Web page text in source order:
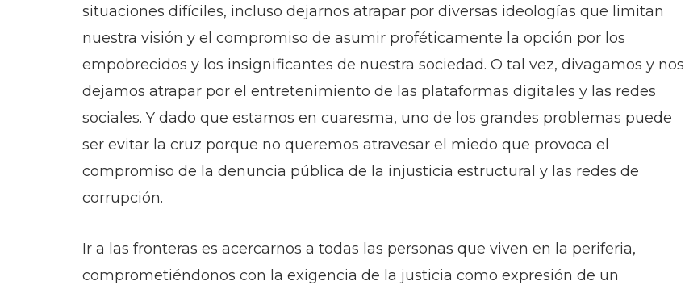
situaciones difíciles, incluso dejarnos atrapar por diversas ideologías que limitan
nuestra visión y el compromiso de asumir proféticamente la opción por los
empobrecidos y los insignificantes de nuestra sociedad. O tal vez, divagamos y nos
dejamos atrapar por el entretenimiento de las plataformas digitales y las redes
sociales. Y dado que estamos en cuaresma, uno de los grandes problemas puede
ser evitar la cruz porque no queremos atravesar el miedo que provoca el
compromiso de la denuncia pública de la injusticia estructural y las redes de
corrupción.
Ir a las fronteras es acercarnos a todas las personas que viven en la periferia,
comprometiéndonos con la exigencia de la justicia como expresión de un